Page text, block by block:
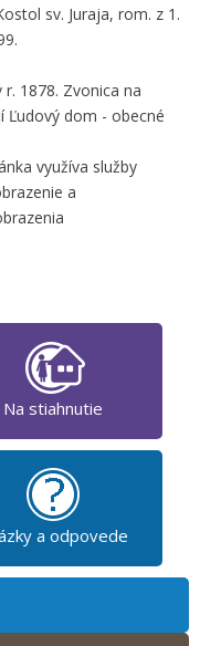
sv. Juraja, rom. z 1.
1878. Zvonica na
Ľudový dom - obecné
využíva služby
a
Na stiahnutie
a odpovede